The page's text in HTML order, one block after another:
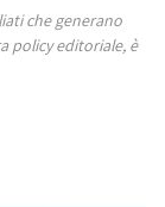
che generano
policy editoriale, è